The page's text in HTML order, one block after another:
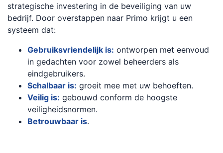
strategische investering in de beveiliging van uw
bedrijf. Door overstappen naar Primo krijgt u een
systeem dat:
Gebruiksvriendelijk is: ontworpen met eenvoud
in gedachten voor zowel beheerders als
eindgebruikers.
Schalbaar is: groeit mee met uw behoeften.
Veilig is: gebouwd conform de hoogste
veiligheidsnormen.
Betrouwbaar is.